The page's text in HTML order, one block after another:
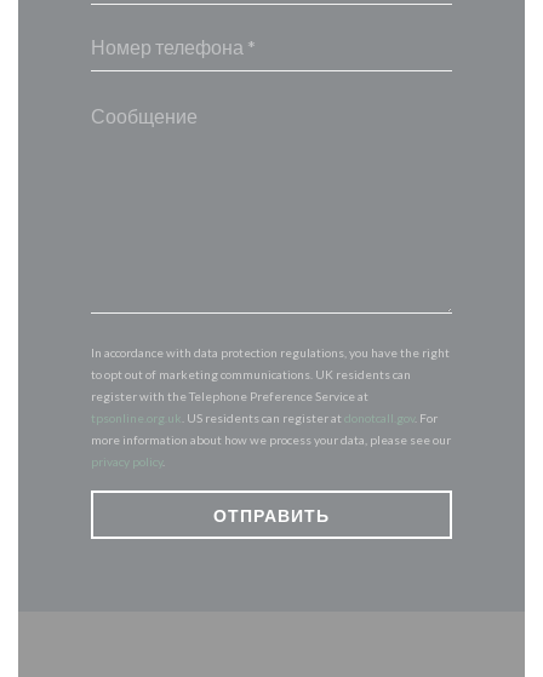
In accordance with data protection regulations, you have the right
to opt out of marketing communications. UK residents can
register with the Telephone Preference Service at
tpsonline.org.uk . US residents can register at donotcall.gov. For
more information about how we process your data, please see our
privacy policy.